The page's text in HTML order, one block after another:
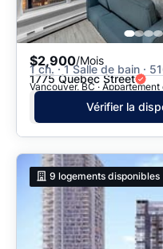
$2,900/Mois
1 ch. · 1 Salle de bain ·
1775 Quebec Street
Vancouver, BC ·
Vérifier la
9 logements disponibles